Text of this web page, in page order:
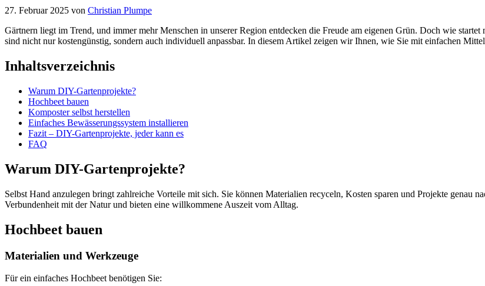
27. Februar 2025 von Christian Plumpe
Gärtnern liegt im Trend, und immer mehr Menschen in unserer Region entdecken die Freude am eigenen Grün. Doch wie startet
sind nicht nur kostengünstig, sondern auch individuell anpassbar. In diesem Artikel zeigen wir Ihnen, wie Sie mit einfachen
Inhaltsverzeichnis
Warum DIY-Gartenprojekte?
Hochbeet bauen
Komposter selbst herstellen
Einfaches Bewässerungssystem installieren
Fazit – DIY-Gartenprojekte, jeder kann es
FAQ
Warum DIY-Gartenprojekte?
Selbst Hand anzulegen bringt zahlreiche Vorteile mit sich. Sie können Materialien recyceln, Kosten sparen und Projekte genau
Verbundenheit mit der Natur und bieten eine willkommene Auszeit vom Alltag.
Hochbeet bauen
Materialien und Werkzeuge
Für ein einfaches Hochbeet benötigen Sie: